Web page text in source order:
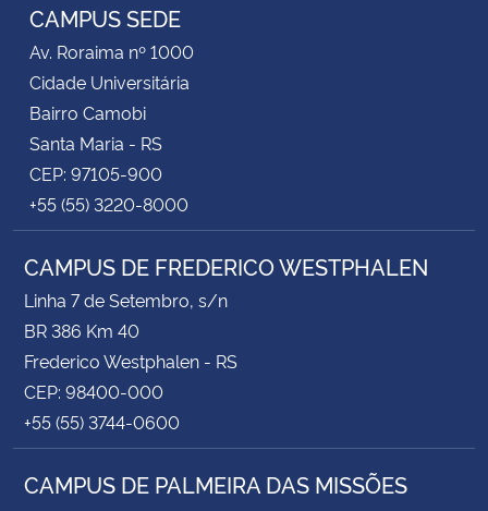
CAMPUS SEDE
Av. Roraima nº 1000
Cidade Universitária
Bairro Camobi
Santa Maria - RS
CEP: 97105-900
+55 (55) 3220-8000
CAMPUS DE FREDERICO WESTPHALEN
Linha 7 de Setembro, s/n
BR 386 Km 40
Frederico Westphalen - RS
CEP: 98400-000
+55 (55) 3744-0600
CAMPUS DE PALMEIRA DAS MISSÕES